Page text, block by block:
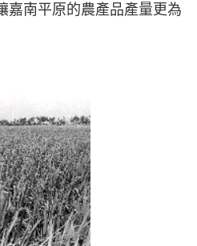
嘉南平原的農產品產量更為